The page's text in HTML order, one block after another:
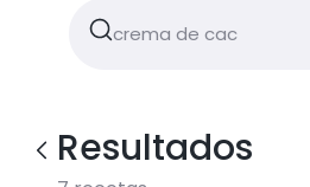
Resultados